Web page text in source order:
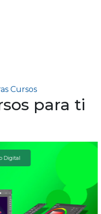
Cursos
para ti
Digital